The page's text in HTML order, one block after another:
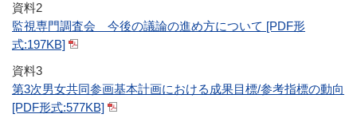
資料2
監視専門調査会 今後の議論の進め方について [PDF形
式:197KB]
資料3
第3次男女共同参画基本計画における成果目標/参考指標の動向
[PDF形式:577KB]